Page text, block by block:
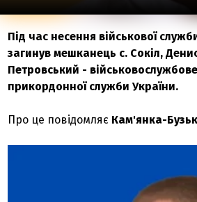
Під час несення військової
загинув мешканець с. Сокіл,
Петровський -
прикордонної служби України.
Про це повідомляє Кам'янка-